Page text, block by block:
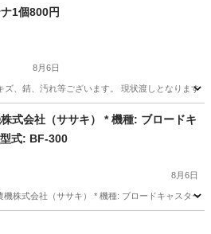
その他
1個800円
8月6日
ズ、錆、汚れ等ございます。 現状渡しとなります
その他
式会社（ササキ） * 機種: ブロードキ
式: BF-300
8月6日
株式会社（ササキ） * 機種: ブロードキャスター